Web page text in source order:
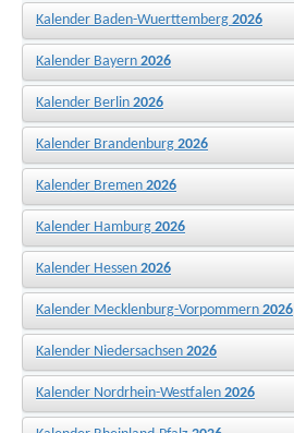
Kalender Baden-Wuerttemberg 2026
Kalender Bayern 2026
Kalender Berlin 2026
Kalender Brandenburg 2026
Kalender Bremen 2026
Kalender Hamburg 2026
Kalender Hessen 2026
Kalender Mecklenburg-Vorpommern 2026
Kalender Niedersachsen 2026
Kalender Nordrhein-Westfalen 2026